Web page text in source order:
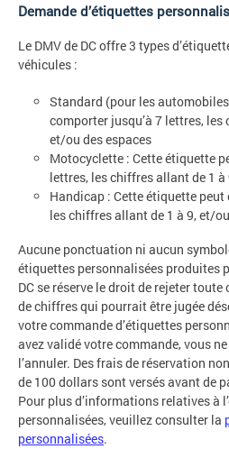
Demande d’étiquettes
Le DMV de DC offre 3 types
véhicules :
Standard (pour les
comporter jusqu’à 7 lettres,
et/ou des espaces
Motocyclette : Cette étiquette
lettres, les chiffres allant de 1 à
Handicap : Cette étiquette
les chiffres allant de 1 à 9, et/
Aucune ponctuation ni aucun
étiquettes personnalisées produites
DC se réserve le droit de rejeter
de chiffres qui pourrait être jugée
votre commande d’étiquettes
avez validé votre commande, vous
l’annuler. Des frais de réservation
de 100 dollars sont versés avant de
Pour plus d’informations relatives à
personnalisées, veuillez consulter la
personnalisées.